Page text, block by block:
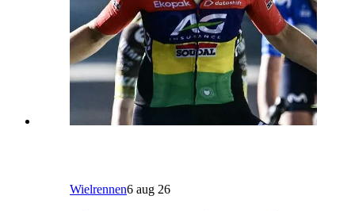
Wielrennen6 aug 26